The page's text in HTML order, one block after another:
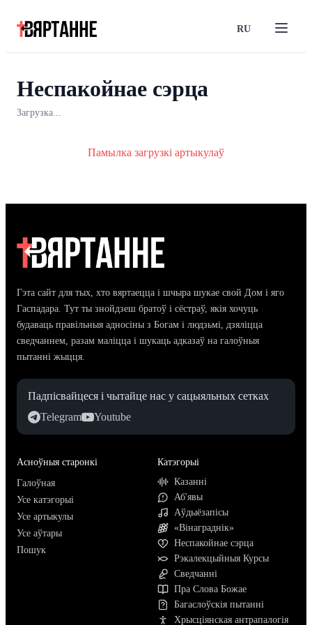
RU
Неспакойнае сэрца
Загрузка...
Памылка загрузкі артыкулаў
Гэта сайт для тых, хто вяртаецца і шчыра шукае свой Дом і яго
Гаспадара. Тут ты знойдзеш братоў і сёстраў, якія хочуць
будаваць правільныя адносіны з Богам і людзьмі, дзяліцца
сведчаннем, разам маліцца і шукаць адказаў на галоўныя
пытанні жыцця.
Падпісвайцеся і чытайце нас у сацыяльных сетках
Telegram
Youtube
Асноўныя старонкі
Галоўная
Усе катэгорыі
Усе артыкулы
Усе аўтары
Пошук
Катэгорыі
Казанні
Аб'явы
Аўдыёзапісы
«Вінаграднік»
Неспакойнае сэрца
Рэкалекцыйныя Курсы
Сведчанні
Пра Слова Божае
Багаслоўскія пытанні
Хрысціянская антрапалогія